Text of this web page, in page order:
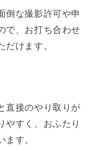
倒な撮影許可や申
で、お打ち合わせ
けます。
直接のやり取りが
やすく、おふたり
す。